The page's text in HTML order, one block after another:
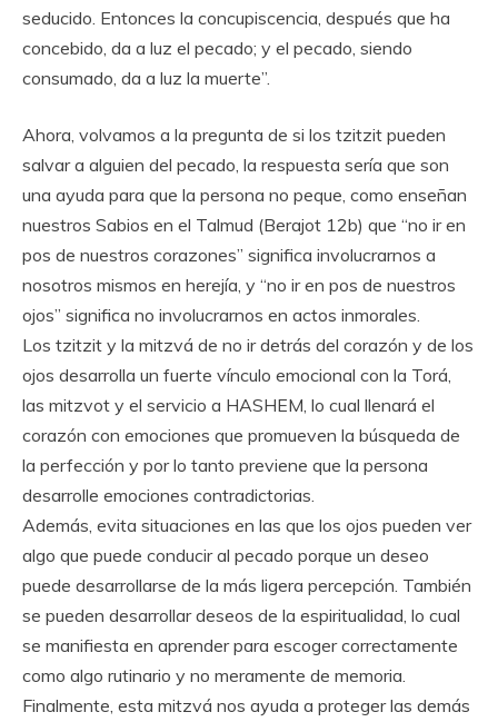
seducido. Entonces la concupiscencia, después que ha
concebido, da a luz el pecado; y el pecado, siendo
consumado, da a luz la muerte”.
Ahora, volvamos a la pregunta de si los tzitzit pueden
salvar a alguien del pecado, la respuesta sería que son
una ayuda para que la persona no peque, como enseñan
nuestros Sabios en el Talmud (Berajot 12b) que “no ir en
pos de nuestros corazones” significa involucrarnos a
nosotros mismos en herejía, y “no ir en pos de nuestros
ojos” significa no involucrarnos en actos inmorales.
Los tzitzit y la mitzvá de no ir detrás del corazón y de los
ojos desarrolla un fuerte vínculo emocional con la Torá,
las mitzvot y el servicio a HASHEM, lo cual llenará el
corazón con emociones que promueven la búsqueda de
la perfección y por lo tanto previene que la persona
desarrolle emociones contradictorias.
Además, evita situaciones en las que los ojos pueden ver
algo que puede conducir al pecado porque un deseo
puede desarrollarse de la más ligera percepción. También
se pueden desarrollar deseos de la espiritualidad, lo cual
se manifiesta en aprender para escoger correctamente
como algo rutinario y no meramente de memoria.
Finalmente, esta mitzvá nos ayuda a proteger las demás